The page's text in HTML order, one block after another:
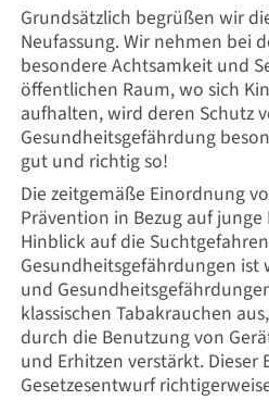
Grundsätzlich begrüßen wir
Neufassung. Wir nehmen bei
besondere Achtsamkeit und
öffentlichen Raum, wo sich
aufhalten, wird deren Schutz
Gesundheitsgefährdung
gut und richtig so!
Die zeitgemäße Einordnung
Prävention in Bezug auf
Hinblick auf die
Gesundheitsgefährdungen ist
und
klassischen Tabakrauchen
durch die Benutzung von
und Erhitzen verstärkt.
Gesetzesentwurf